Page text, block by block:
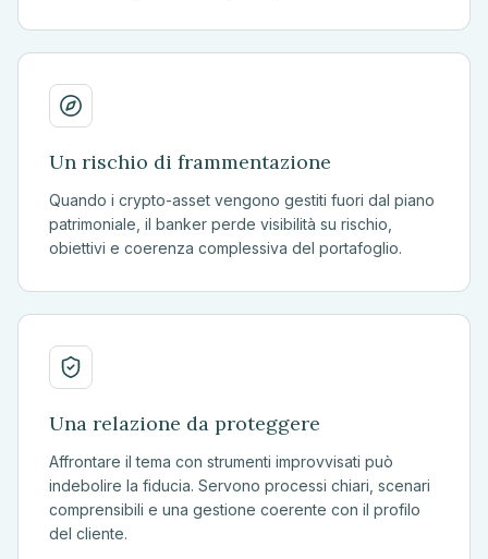
Un rischio di frammentazione
Quando i crypto-asset vengono gestiti fuori dal piano
patrimoniale, il banker perde visibilità su rischio,
obiettivi e coerenza complessiva del portafoglio.
Una relazione da proteggere
Affrontare il tema con strumenti improvvisati può
indebolire la fiducia. Servono processi chiari, scenari
comprensibili e una gestione coerente con il profilo
del cliente.